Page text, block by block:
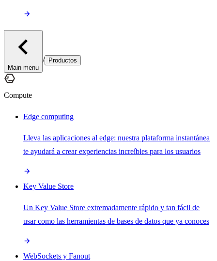
Main menu
/ Productos
Compute
Edge computing
Lleva las aplicaciones al edge: nuestra plataforma instantánea
te ayudará a crear experiencias increíbles para los usuarios
Key Value Store
Un Key Value Store extremadamente rápido y tan fácil de
usar como las herramientas de bases de datos que ya conoces
WebSockets y Fanout